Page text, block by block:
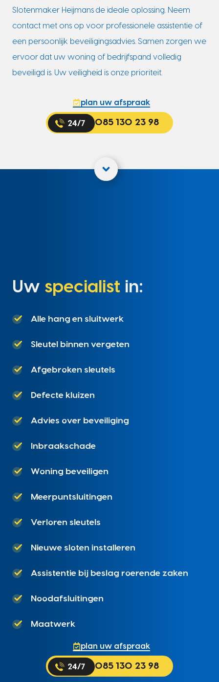
Slotenmaker Heijmans de ideale oplossing. Neem
contact met ons op voor professionele assistentie of
een persoonlijk beveiligingsadvies. Samen zorgen we
ervoor dat uw woning of bedrijfspand volledig
beveiligd is. Uw veiligheid is onze prioriteit.
plan uw afspraak
085 130 23 98
Uw specialist in:
Alle hang en sluitwerk
Sleutel binnen vergeten
Afgebroken sleutels
Defecte kluizen
Advies over beveiliging
Inbraakschade
Woning beveiligen
Meerpuntsluitingen
Verloren sleutels
Nieuwe sloten installeren
Assistentie bij beslag roerende zaken
Noodafsluitingen
Maatwerk
plan uw afspraak
085 130 23 98